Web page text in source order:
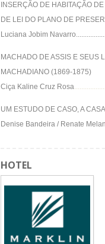
INSERÇÃO DE HABITAÇÃO
DE LEI DO PLANO DE
Luciana Jobim
MACHADO DE ASSIS E SEUS
MACHADIANO (1869-1875)
Ciça Kaline Cruz Rosa
UM ESTUDO DE CASO, A
Denise Bandeira / Renate
HOTEL